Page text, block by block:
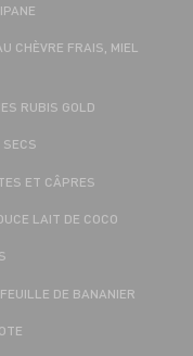
CHÈVRE FRAIS, MIEL
RUBIS GOLD
ET CÂPRES
LAIT DE COCO
DE BANANIER